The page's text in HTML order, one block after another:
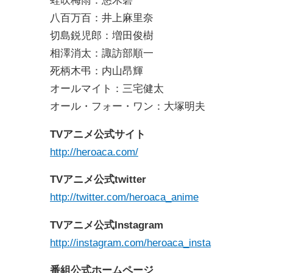
八百万百：井上麻里奈
切島鋭児郎：増田俊樹
相澤消太：諏訪部順一
死柄木弔：内山昂輝
オールマイト：三宅健太
オール・フォー・ワン：大塚明夫
TVアニメ公式サイト
http://heroaca.com/
TVアニメ公式twitter
http://twitter.com/heroaca_anime
TVアニメ公式Instagram
http://instagram.com/heroaca_insta
番組公式ホームページ